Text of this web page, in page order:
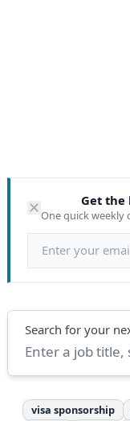
Get the
One quick weekly
Email address
Search
Search for your
visa sponsorship